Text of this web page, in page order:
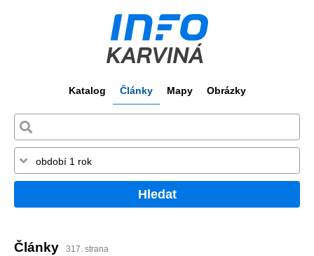
Katalog Články Mapy Obrázky
Hledat
Články 317. strana